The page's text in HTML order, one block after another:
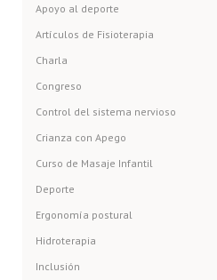
Apoyo al deporte
Artículos de Fisioterapia
Charla
Congreso
Control del sistema nervioso
Crianza con Apego
Curso de Masaje Infantil
Deporte
Ergonomía postural
Hidroterapia
Inclusión